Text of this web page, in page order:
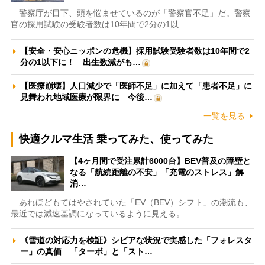
警察庁が目下、頭を悩ませているのが「警察官不足」だ。警察
官の採用試験の受験者数は10年間で2分の1以…
【安全・安心ニッポンの危機】採用試験受験者数は10年間で2
分の1以下に！ 出生数減がも…
【医療崩壊】人口減少で「医師不足」に加えて「患者不足」に
見舞われ地域医療が限界に 今後…
一覧を見る
快適クルマ生活 乗ってみた、使ってみた
【4ヶ月間で受注累計6000台】BEV普及の障壁と
なる「航続距離の不安」「充電のストレス」解
消…
あれほどもてはやされていた「EV（BEV）シフト」の潮流も、
最近では減速基調になっているように見える。…
《雪道の対応力を検証》シビアな状況で実感した「フォレスタ
ー」の真価 「ターボ」と「スト…